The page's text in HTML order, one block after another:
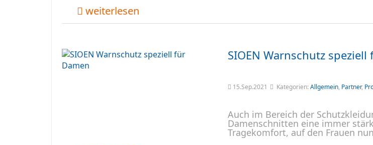
weiterlesen
SIOEN Warnschutz speziell
15.Sep.2021 Kategorien:Allgemein, Partner,
Auch im Bereich der
Damenschnitten eine immer
Tragekomfort, auf den Frauen